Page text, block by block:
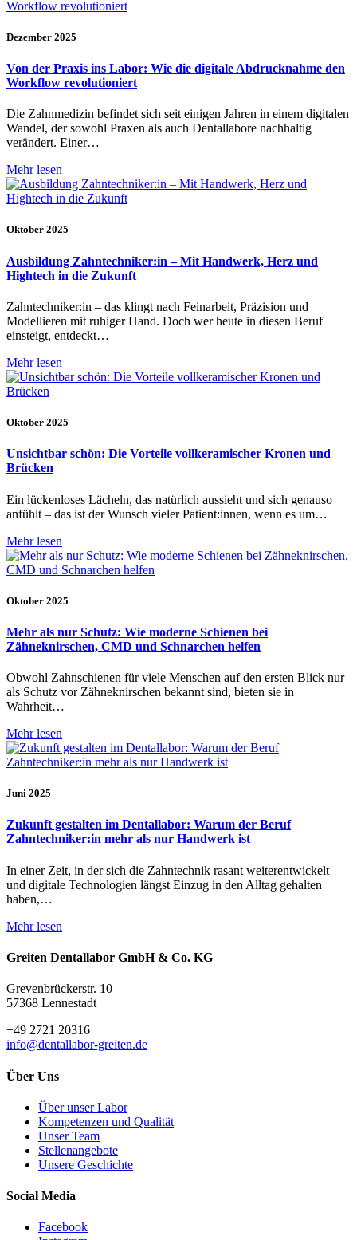
Dezember 2025
Von der Praxis ins Labor: Wie die digitale Abdrucknahme den
Workflow revolutioniert
Die Zahnmedizin befindet sich seit einigen Jahren in einem digitalen
Wandel, der sowohl Praxen als auch Dentallabore nachhaltig
verändert. Einer…
Mehr lesen
Oktober 2025
Ausbildung Zahntechniker:in – Mit Handwerk, Herz und
Hightech in die Zukunft
Zahntechniker:in – das klingt nach Feinarbeit, Präzision und
Modellieren mit ruhiger Hand. Doch wer heute in diesen Beruf
einsteigt, entdeckt…
Mehr lesen
Oktober 2025
Unsichtbar schön: Die Vorteile vollkeramischer Kronen und
Brücken
Ein lückenloses Lächeln, das natürlich aussieht und sich genauso
anfühlt – das ist der Wunsch vieler Patient:innen, wenn es um…
Mehr lesen
Oktober 2025
Mehr als nur Schutz: Wie moderne Schienen bei
Zähneknirschen, CMD und Schnarchen helfen
Obwohl Zahnschienen für viele Menschen auf den ersten Blick nur
als Schutz vor Zähneknirschen bekannt sind, bieten sie in
Wahrheit…
Mehr lesen
Juni 2025
Zukunft gestalten im Dentallabor: Warum der Beruf
Zahntechniker:in mehr als nur Handwerk ist
In einer Zeit, in der sich die Zahntechnik rasant weiterentwickelt
und digitale Technologien längst Einzug in den Alltag gehalten
haben,…
Mehr lesen
Greiten Dentallabor GmbH & Co. KG
Grevenbrückerstr. 10
57368 Lennestadt
+49 2721 20316
info@dentallabor-greiten.de
Über Uns
Über unser Labor
Kompetenzen und Qualität
Unser Team
Stellenangebote
Unsere Geschichte
Social Media
Facebook